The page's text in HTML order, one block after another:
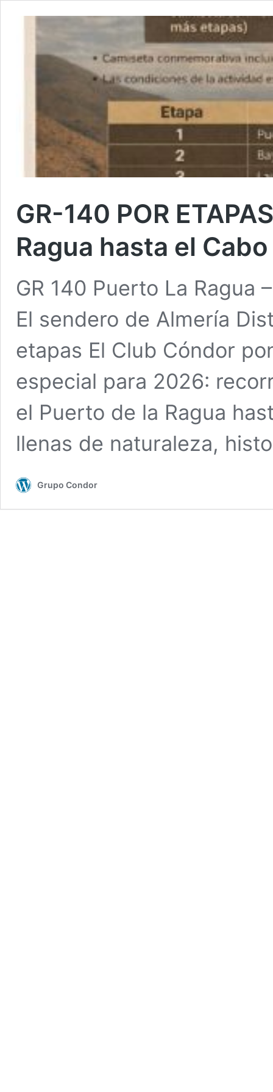
GR-140 POR
Ragua hasta el
GR 140 Puerto La Ragua
El sendero de Almería
etapas El Club Cóndor
especial para 2026:
el Puerto de la Ragua
llenas de naturaleza,
Grupo Condor